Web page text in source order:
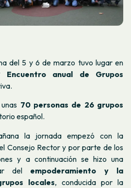
del 5 y 6 de marzo tuvo lugar en
Encuentro anual de Grupos
70 personas de 26 grupos
español.
la jornada empezó con la
Consejo Rector y por parte de los
y a continuación se hizo una
del empoderamiento y la
locales, conducida por la